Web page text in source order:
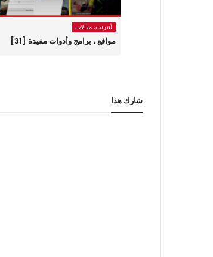
أنترنت، مقالات
مواقع ، برامج وأدوات مفيدة [31]
شارك هذا